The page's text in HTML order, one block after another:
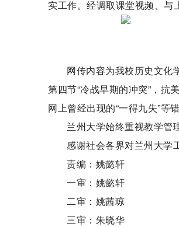
实工作。经调取课堂视频、与
网传内容为我校历史文化
第四节“冷战早期的冲突”，抗
网上曾经出现的“一得九失”等
兰州大学始终重视教学管
感谢社会各界对兰州大学
责编：姚懿轩
一审：姚懿轩
二审：姚茜琼
三审：朱晓华